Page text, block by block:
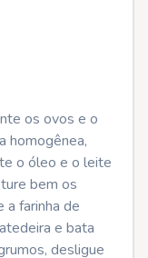
os ovos e o
homogênea,
o óleo e o leite
bem os
a farinha de
e bata
desligue